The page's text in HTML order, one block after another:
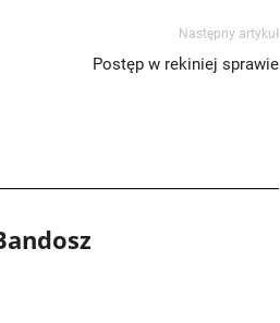
Następny artykuł
Postęp w rekiniej sprawie